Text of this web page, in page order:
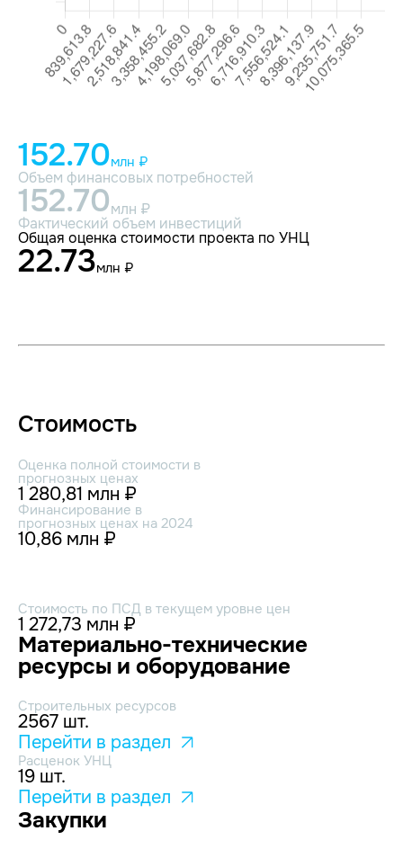
152.70млн ₽
Объем финансовых потребностей
152.70млн ₽
Фактический объем инвестиций
Общая оценка стоимости проекта по УНЦ
22.73млн ₽
Стоимость
Оценка полной стоимости в
прогнозных ценах
1 280,81 млн ₽
Финансирование в
прогнозных ценах на 2024
10,86 млн ₽
Стоимость по ПСД в текущем уровне цен
1 272,73 млн ₽
Материально-технические
ресурсы и оборудование
Строительных ресурсов
2567 шт.
Перейти в раздел
Расценок УНЦ
19 шт.
Перейти в раздел
Закупки